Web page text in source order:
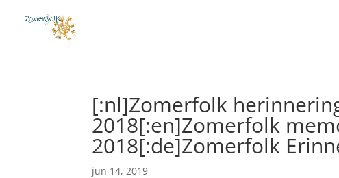
[:nl]Zomerfolk
2018[:en]Zomerfolk
2018[:de]Zomerfolk
jun 14, 2019